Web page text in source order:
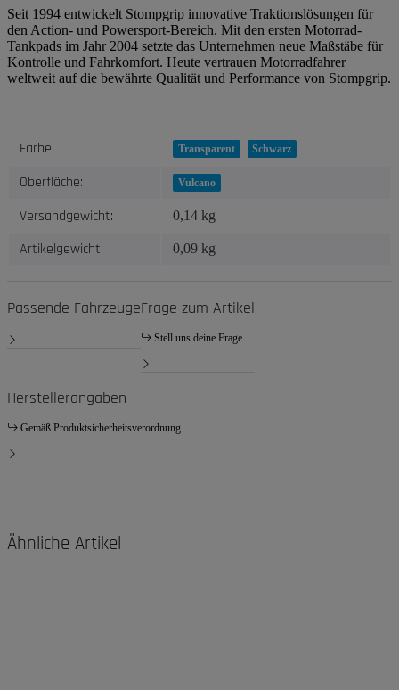
Seit 1994 entwickelt Stompgrip innovative Traktionslösungen für
den Action- und Powersport-Bereich. Mit den ersten Motorrad-
Tankpads im Jahr 2004 setzte das Unternehmen neue Maßstäbe für
Kontrolle und Fahrkomfort. Heute vertrauen Motorradfahrer
weltweit auf die bewährte Qualität und Performance von Stompgrip.
Produkteigenschaft
Wert
Farbe: Transparent Schwarz
Oberfläche: Vulcano
Versandgewicht: 0,14 kg
Artikelgewicht: 0,09 kg
Passende FahrzeugeFrage zum Artikel
Stell uns deine Frage
Herstellerangaben
Gemäß Produktsicherheitsverordnung
Ähnliche Artikel